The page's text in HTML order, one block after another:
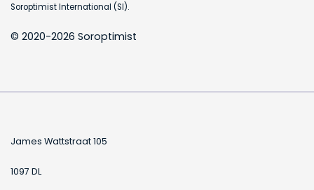
Soroptimist International (SI).
© 2020-2026 Soroptimist
James Wattstraat 105
1097 DL